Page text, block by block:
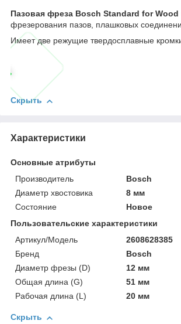
Пазовая фреза Bosch Standard for Wood
фрезерования пазов, плашковых
Имеет две режущие твердосплавные
Скрыть
Характеристики
Основные атрибуты
Производитель
Bosch
Диаметр хвостовика
8 мм
Состояние
Новое
Пользовательские характеристики
Артикул/Модель
2608628385
Бренд
Bosch
Диаметр фрезы (D)
12 мм
Общая длина (G)
51 мм
Рабочая длина (L)
20 мм
Скрыть